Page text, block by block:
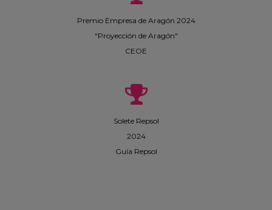
Premio Empresa de Aragón 2024
"Proyección de Aragón"
CEOE
Solete Repsol
2024
Guía Repsol